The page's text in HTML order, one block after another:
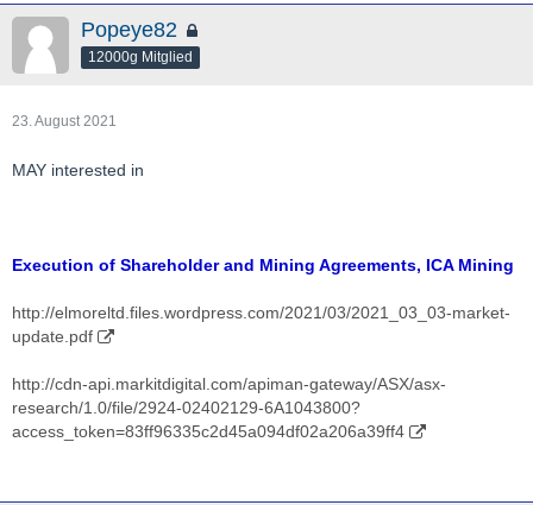
Popeye82
12000g Mitglied
23. August 2021
MAY interested in
Execution of Shareholder and Mining Agreements, ICA Mining
http://elmoreltd.files.wordpress.com/2021/03/2021_03_03-market-
update.pdf
http://cdn-api.markitdigital.com/apiman-gateway/ASX/asx-
research/1.0/file/2924-02402129-6A1043800?
access_token=83ff96335c2d45a094df02a206a39ff4